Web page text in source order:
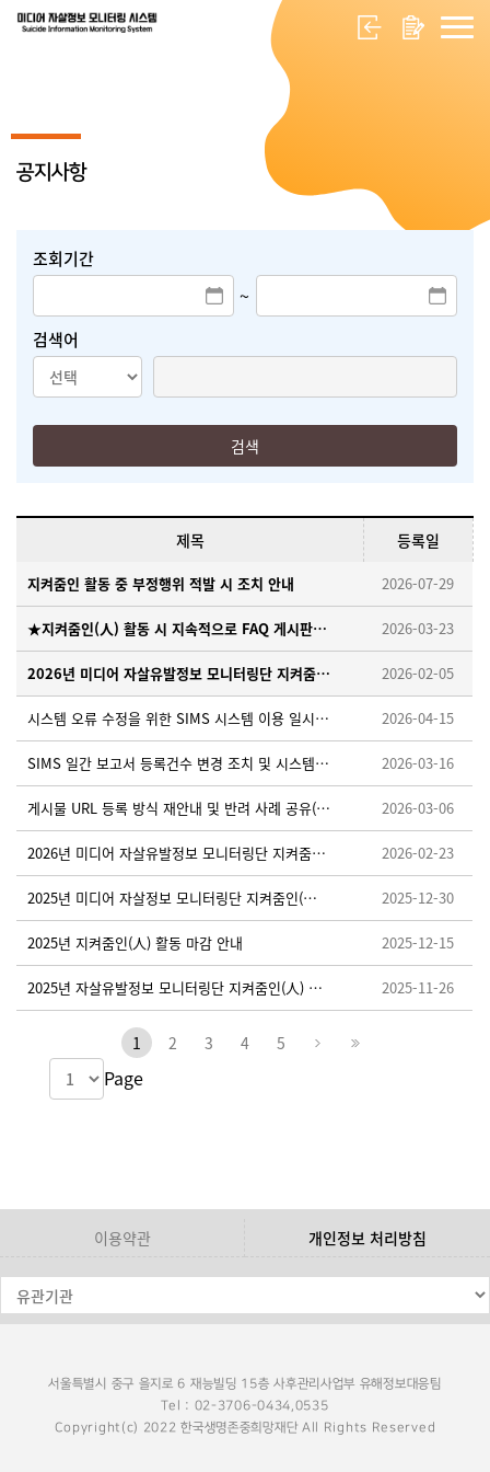
공지사항
조회기간
~
검색어
검색
제목 등록일
지켜줌인 활동 중 부정행위 적발 시 조치 안내 2026-07-29
★지켜줌인(人) 활동 시 지속적으로 FAQ 게시판을 확인해 주세요! 2026-03-23
2026년 미디어 자살유발정보 모니터링단 지켜줌인(人) 모집 안내 2026-02-05
시스템 오류 수정을 위한 SIMS 시스템 이용 일시중단 안내 ※ 26. 4. 15. (수) 18:00~18:10 2026-04-15
SIMS 일간 보고서 등록건수 변경 조치 및 시스템 적용을 위한 임시 중단 안내 ※26.3.19.(목) 오후 18:00~18:30 2026-03-16
게시물 URL 등록 방식 재안내 및 반려 사례 공유(필독) 2026-03-06
2026년 미디어 자살유발정보 모니터링단 지켜줌인(人) 활동가이드 업로드 안내 2026-02-23
2025년 미디어 자살정보 모니터링단 지켜줌인(人) 우수활동자 선정 안내 2025-12-30
2025년 지켜줌인(人) 활동 마감 안내 2025-12-15
2025년 자살유발정보 모니터링단 지켜줌인(人) 추가 모집 안내 2025-11-26
1 2 3 4 5
Page
이용약관 개인정보 처리방침
서울특별시 중구 을지로 6 재능빌딩 15층 사후관리사업부 유해정보대응팀
Tel : 02-3706-0434,0535
Copyright(c) 2022 한국생명존중희망재단 All Rights Reserved